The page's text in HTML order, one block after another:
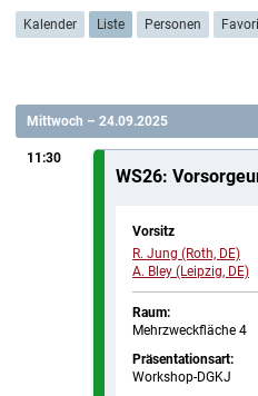
Kalender Liste Personen
Mittwoch – 24.09.2025
11:30
WS26:
Vorsitz
R. Jung (Roth, DE)
A. Bley (Leipzig, DE)
Raum:
Mehrzweckfläche 4
Präsentationsart:
Workshop-DGKJ